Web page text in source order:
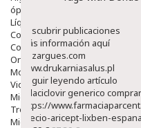
óptica
Líquidos Lentillas
Colirios
Complementos Alimentarios.
Ortopedia - Accesorios
Movilidad
Vida Diaria
Miembro Superior
Tronco
Miembro Inferior
descubrir publicaciones
Más información aquí
guzargues.com
www.drukarniasalus.pl
Seguir leyendo artículo
valaciclovir generico
https://
precio-aricept-lixben-